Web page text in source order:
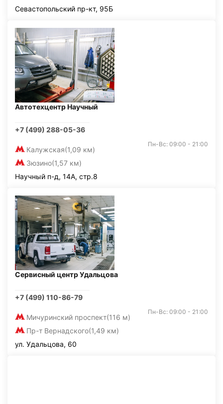
Севастопольский пр-кт, 95Б
Автотехцентр Научный
+7 (499) 288-05-36
Калужская(1,09 км)
Зюзино(1,57 км)
Пн-Вс: 09:00 - 21:00
Научный п-д, 14А, стр.8
Сервисный центр Удальцова
+7 (499) 110-86-79
Мичуринский проспект(116 м)
Пр-т Вернадского(1,49 км)
Пн-Вс: 09:00 - 21:00
ул. Удальцова, 60